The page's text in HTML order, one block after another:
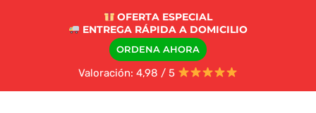
OFERTA ESPECIAL
ENTREGA RÁPIDA A DOMICILIO
ORDENA AHORA
Valoración: 4,98 / 5